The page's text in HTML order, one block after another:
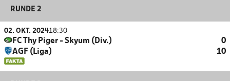
RUNDE 2
02. OKT. 202418:30
FC Thy Piger - Skyum (Div.)
0
AGF (Liga)
10